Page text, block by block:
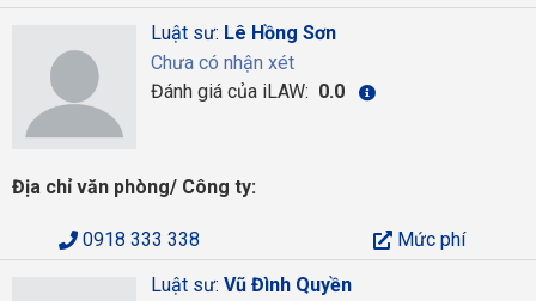
Luật sư: Lê Hồng Sơn
Chưa có nhận xét
Đánh giá của iLAW: 0.0
Địa chỉ văn phòng/ Công ty:
0918 333 338
Mức phí
Luật sư: Vũ Đình Quyền